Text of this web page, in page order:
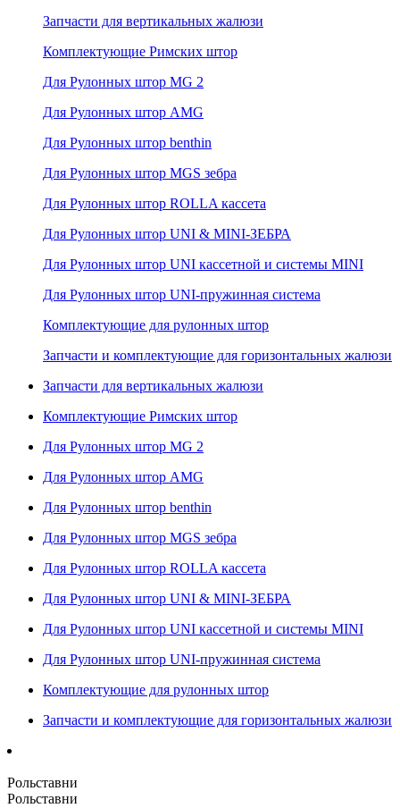
Запчасти для вертикальных жалюзи
Комплектующие Римских штор
Для Рулонных штор MG 2
Для Рулонных штор AMG
Для Рулонных штор benthin
Для Рулонных штор MGS зебра
Для Рулонных штор ROLLA кассета
Для Рулонных штор UNI & MINI-ЗЕБРА
Для Рулонных штор UNI кассетной и системы MINI
Для Рулонных штор UNI-пружинная система
Комплектующие для рулонных штор
Запчасти и комплектующие для горизонтальных жалюзи
Запчасти для вертикальных жалюзи
Комплектующие Римских штор
Для Рулонных штор MG 2
Для Рулонных штор AMG
Для Рулонных штор benthin
Для Рулонных штор MGS зебра
Для Рулонных штор ROLLA кассета
Для Рулонных штор UNI & MINI-ЗЕБРА
Для Рулонных штор UNI кассетной и системы MINI
Для Рулонных штор UNI-пружинная система
Комплектующие для рулонных штор
Запчасти и комплектующие для горизонтальных жалюзи
Рольставни
Рольставни